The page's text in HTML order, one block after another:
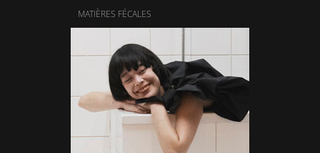
MATIÈRES FÉCALES